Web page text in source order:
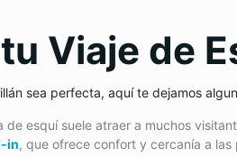
Viaje de
sea perfecta, aquí te dejamos
de esquí suele atraer a muchos
in, que ofrece confort y cercanía a